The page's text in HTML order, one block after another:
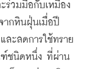
ร่วมมือกับเหมือง
ากหินฝุ่นเมื่อปี
ละลดการใช้ทราย
ชนิดหนึ่ง ที่ผ่าน